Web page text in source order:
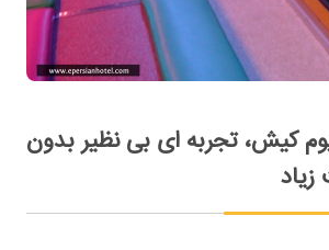
کیش، تجربه ای بی نظیر بدون